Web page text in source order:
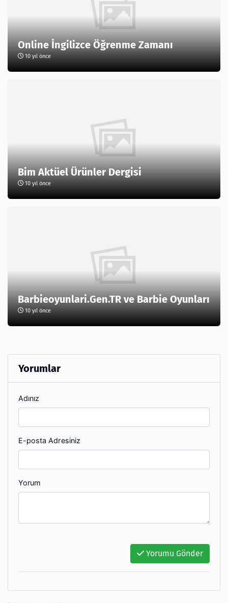
Online İngilizce Öğrenme Zamanı
10 yıl önce
Bim Aktüel Ürünler Dergisi
10 yıl önce
Barbieoyunlari.Gen.TR ve Barbie Oyunları
10 yıl önce
Yorumlar
Adınız
E-posta Adresiniz
Yorum
Yorumu Gönder